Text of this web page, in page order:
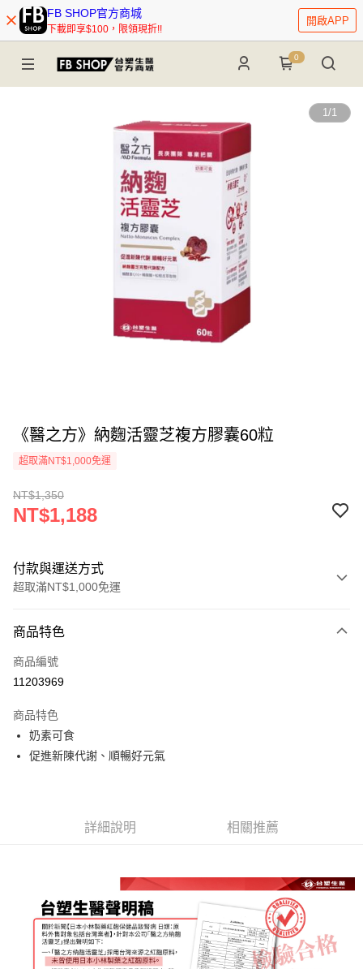
FB SHOP官方商城
下載即享$100，限領現折!!
開啟APP
0
1/1
《醫之方》納麴活靈芝複方膠囊60粒
超取滿NT$1,000免運
NT$1,350
NT$1,188
付款與運送方式
超取滿NT$1,000免運
信用卡一次付款
信用卡分期付款
合作金庫商業銀行
華南商業銀行
上海商業儲蓄銀行
聯邦商業銀行
遠東國際商業銀行
中國信託商業銀行
超商取貨付款
LINE Pay
大哥付你分期
相關說明
【大哥付你分期使用說明】
1.本服務由台灣大哥大提供，台灣大哥大用戶可立即使用無須另外申請。
AFTEE先享後付
商品特色
商品編號
11203969
商品特色
奶素可食
促進新陳代謝、順暢好元氣
詳細說明 相關推薦